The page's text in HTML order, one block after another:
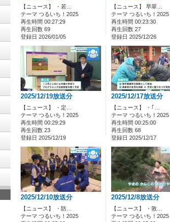
【ニュース】 ・若…
テーマ つるいち！2025
再生時間 00:27:29
再生回数 69
登録日 2026/01/05
【ニュース】 早翠…
テーマ つるいち！2025
再生時間 00:23:30
再生回数 27
登録日 2025/12/26
2025/12/19放送分
【ニュース】 ・定…
テーマ つるいち！2025
再生時間 00:29:29
再生回数 23
登録日 2025/12/19
2025/12/17放送分
【ニュース】 ・｢…
テーマ つるいち！2025
再生時間 00:25:00
再生回数 68
登録日 2025/12/17
2025/12/10放送分
【ニュース】 ・防…
テーマ つるいち！2025
2025/12/8放送分
【ニュース】 ・敦…
テーマ つるいち！2025